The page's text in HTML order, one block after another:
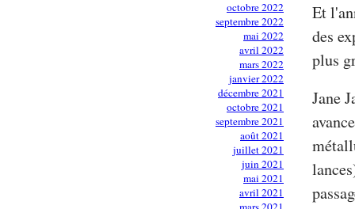
octobre 2022
septembre 2022
mai 2022
avril 2022
mars 2022
janvier 2022
décembre 2021
octobre 2021
septembre 2021
août 2021
juillet 2021
juin 2021
mai 2021
avril 2021
Et
des
plus
Jane